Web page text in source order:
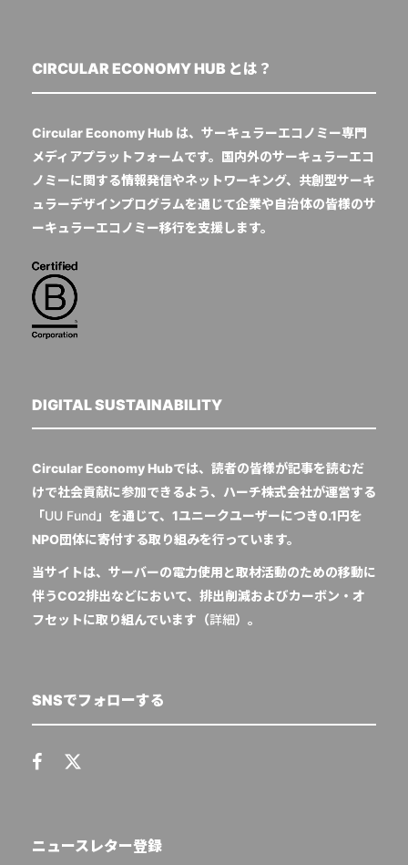
CIRCULAR ECONOMY HUB とは？
Circular Economy Hub は、サーキュラーエコノミー専門
メディアプラットフォームです。国内外のサーキュラーエコ
ノミーに関する情報発信やネットワーキング、共創型サーキ
ュラーデザインプログラムを通じて企業や自治体の皆様のサ
ーキュラーエコノミー移行を支援します。
DIGITAL SUSTAINABILITY
Circular Economy Hubでは、読者の皆様が記事を読むだ
けで社会貢献に参加できるよう、ハーチ株式会社が運営する
「UU Fund 」を通じて、1ユニークユーザーにつき0.1円を
NPO団体に寄付する取り組みを行っています。
当サイトは、サーバーの電力使用と取材活動のための移動に
伴うCO2排出などにおいて、排出削減およびカーボン・オ
フセットに取り組んでいます（詳細）。
SNSでフォローする
ニュースレター登録